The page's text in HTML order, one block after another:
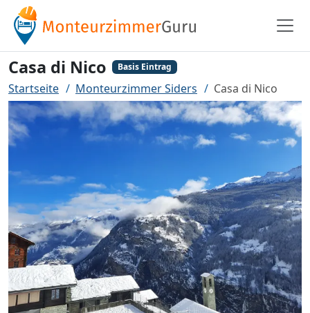
Casa di Nico Basis Eintrag
Startseite Monteurzimmer Siders Casa di Nico